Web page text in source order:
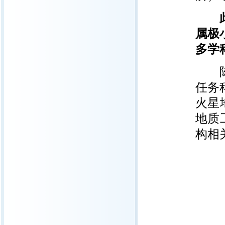
此
属极
多学
陈
任务
火星
地质
构相